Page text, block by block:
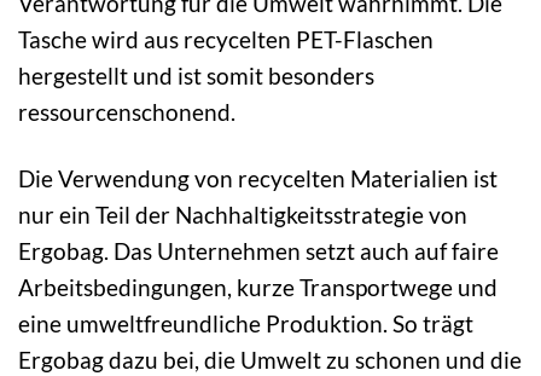
Tasche wird aus recycelten PET-Flaschen
hergestellt und ist somit besonders
ressourcenschonend.
Die Verwendung von recycelten Materialien ist
nur ein Teil der Nachhaltigkeitsstrategie von
Ergobag. Das Unternehmen setzt auch auf faire
Arbeitsbedingungen, kurze Transportwege und
eine umweltfreundliche Produktion. So trägt
Ergobag dazu bei, die Umwelt zu schonen und die